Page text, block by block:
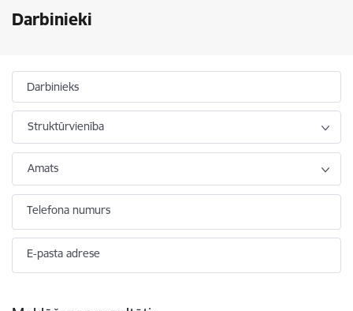
Darbinieki
Darbinieks
Struktūrvienība
Amats
Telefona numurs
E-pasta adrese